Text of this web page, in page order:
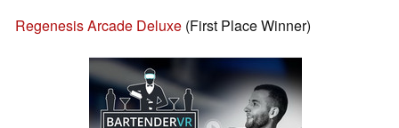
Regenesis Arcade Deluxe (First Place Winner)